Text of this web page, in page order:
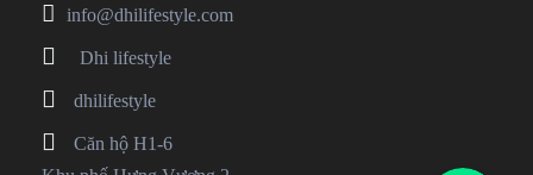
info@dhilifestyle.com
Dhi lifestyle
dhilifestyle
Căn hộ H1-6